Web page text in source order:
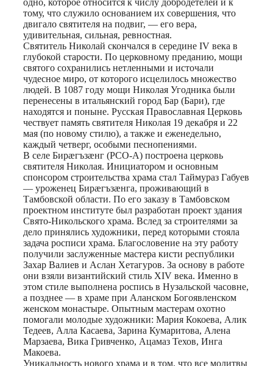
тому, что служило основанием их совершения, что
двигало святителя на подвиг, — его вера,
удивительная, сильная, ревностная.
Святитель Николай скончался в середине IV века в
глубокой старости. По церковному преданию, мощи
святого сохранились нетленными и источали
чудесное миро, от которого исцелилось множество
людей. В 1087 году мощи Николая Угодника были
перенесены в итальянский город Бар (Бари), где
находятся и поныне. Русская Православная Церковь
чествует память святителя Николая 19 декабря и 22
мая (по новому стилю), а также и еженедельно,
каждый четверг, особыми песнопениями.
В селе Бирæгъзæнг (РСО-А) построена церковь
святителя Николая. Инициатором и основным
спонсором строительства храма стал Таймураз Габуев
— уроженец Бирæгъзæнга, проживающий в
Тамбовской области. По его заказу в Тамбовском
проектном институте был разработан проект здания
Свято-Никольского храма. Вслед за строителями за
дело принялись художники, перед которыми стояла
задача росписи храма. Благословение на эту работу
получили заслуженные мастера кисти республики
Захар Валиев и Аслан Хетагуров. За основу в работе
они взяли византийский стиль ХIV века. Именно в
этом стиле выполнена роспись в Нузальской часовне,
а позднее — в храме при Аланском Богоявленском
женском монастыре. Опытным мастерам охотно
помогали молодые художники: Мария Кокоева, Алик
Тедеев, Алла Касаева, Зарина Кумаритова, Алена
Марзаева, Вика Гривченко, Ацамаз Техов, Инга
Макоева.
Уникальность нового храма и в том, что все молитвы